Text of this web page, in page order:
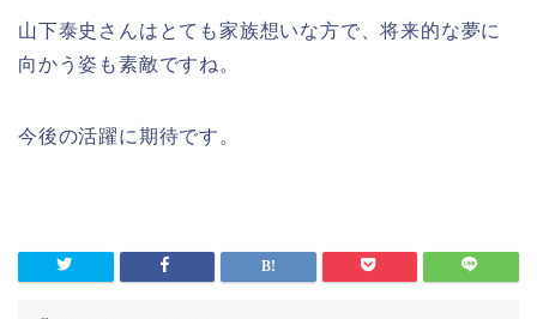
山下泰史さんはとても家族想いな方で、将来的な夢に
向かう姿も素敵ですね。
今後の活躍に期待です。